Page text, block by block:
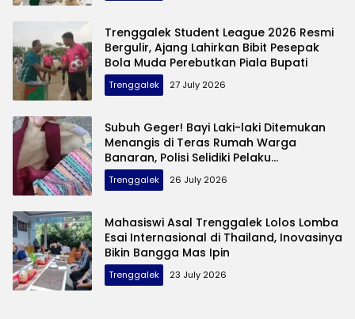
Trenggalek Student League 2026 Resmi
Bergulir, Ajang Lahirkan Bibit Pesepak
Bola Muda Perebutkan Piala Bupati
Trenggalek 27 July 2026
Subuh Geger! Bayi Laki-laki Ditemukan
Menangis di Teras Rumah Warga
Banaran, Polisi Selidiki Pelaku
Pembuangan
Trenggalek 26 July 2026
Mahasiswi Asal Trenggalek Lolos Lomba
Esai Internasional di Thailand, Inovasinya
Bikin Bangga Mas Ipin
Trenggalek 23 July 2026